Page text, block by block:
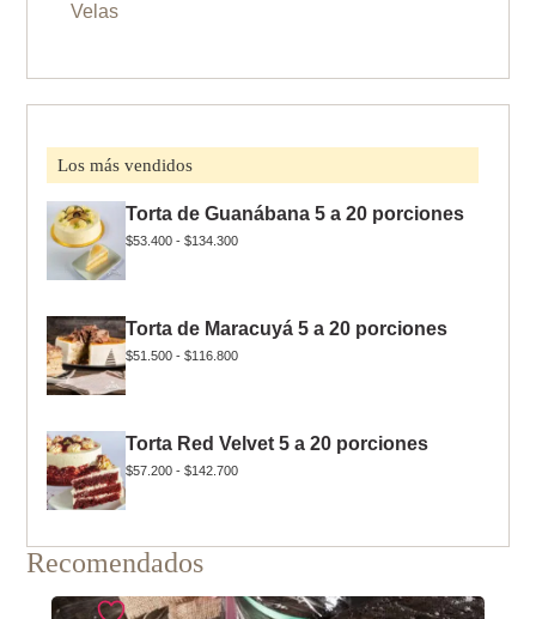
Velas
Los más vendidos
Torta de Guanábana 5 a 20 porciones
$53.400 -$134.300
Torta de Maracuyá 5 a 20 porciones
$51.500 -$116.800
Torta Red Velvet 5 a 20 porciones
$57.200 -$142.700
Recomendados